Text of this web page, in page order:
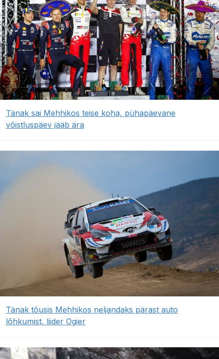
Tänak sai Mehhikos teise koha, pühapäevane
võistluspäev jääb ära
Tänak tõusis Mehhikos neljandaks pärast auto
lõhkumist, liider Ogier